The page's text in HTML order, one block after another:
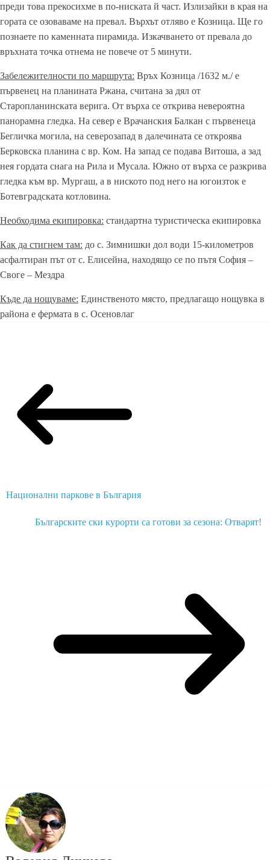
преди това прекосихме в по-ниската й част. Излизайки в края на
гората се озоваваме на превал. Върхът отляво е Козница. Ще го
познаете по каменната пирамида. Изкачването от превала до
връхната точка отнема не повече от 5 минути.
Забележителности по маршрута: Връх Козница /1632 м./ е
първенец на планината Ржана, считана за дял от
Старопланинската верига. От върха се открива невероятна
панорамна гледка. На север е Врачанския Балкан с първенеца
Бегличка могила, на северозапад в далечината се откроява
Берковска планина с вр. Ком. На запад се подава Витоша, а зад
нея гордата снага на Рила и Мусала. Южно от върха се разкрива
гледка към вр. Мургаш, а в ниското под него на югоизток е
Ботевградската котловина.
Необходима екипировка: стандартна туристическа екипировка
Как да стигнем там: до с. Зимнишки дол води 15-километров
асфалтиран път от с. Елисейна, находящо се по пътя София –
Своге – Мездра
Къде да нощуваме: Единственото място, предлагащо нощувка в
района е фермата в с. Осеновлаг
Национални паркове в България
Българските ски курорти са готови за сезона: Отварят!